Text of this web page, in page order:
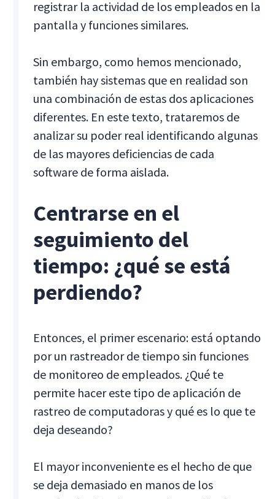
registrar la actividad de los empleados en la
pantalla y funciones similares.
Sin embargo, como hemos mencionado,
también hay sistemas que en realidad son
una combinación de estas dos aplicaciones
diferentes. En este texto, trataremos de
analizar su poder real identificando algunas
de las mayores deficiencias de cada
software de forma aislada.
Centrarse en el
seguimiento del
tiempo: ¿qué se está
perdiendo?
Entonces, el primer escenario: está optando
por un rastreador de tiempo sin funciones
de monitoreo de empleados. ¿Qué te
permite hacer este tipo de aplicación de
rastreo de computadoras y qué es lo que te
deja deseando?
El mayor inconveniente es el hecho de que
se deja demasiado en manos de los